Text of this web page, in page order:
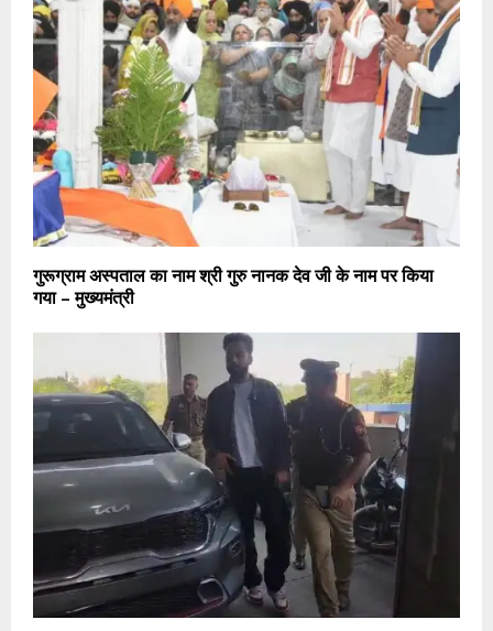
गुरूग्राम अस्पताल का नाम श्री गुरु नानक देव जी के नाम पर किया
गया – मुख्यमंत्री